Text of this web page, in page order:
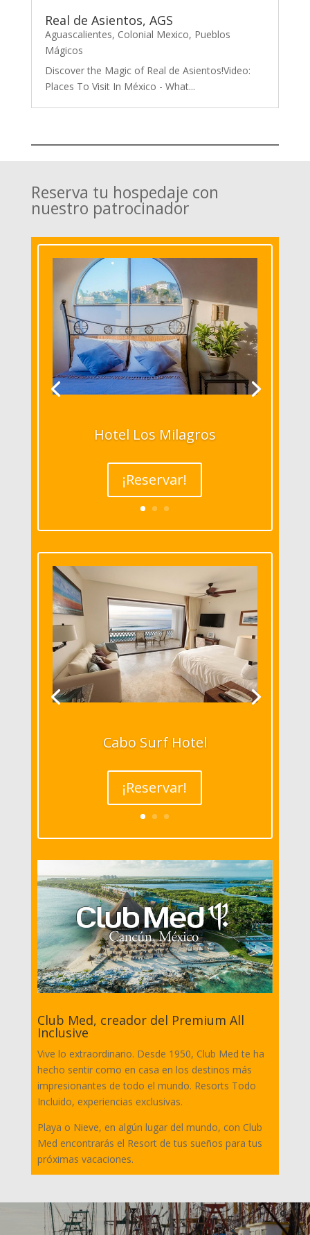
Real de Asientos, AGS
Aguascalientes, Colonial Mexico, Pueblos
Mágicos
Discover the Magic of Real de Asientos!Video:
Places To Visit In México - What...
Reserva tu hospedaje con
nuestro patrocinador
Hotel Los Milagros
¡Reservar!
Cabo Surf Hotel
¡Reservar!
Club Med, creador del Premium All
Inclusive
Vive lo extraordinario. Desde 1950, Club Med te ha
hecho sentir como en casa en los destinos más
impresionantes de todo el mundo. Resorts Todo
Incluido, experiencias exclusivas.
Playa o Nieve, en algún lugar del mundo, con Club
Med encontrarás el Resort de tus sueños para tus
próximas vacaciones.